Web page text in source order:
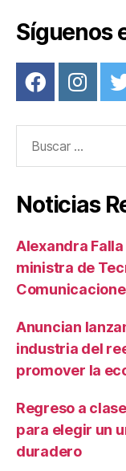
Síguenos
Noticias
Alexandra
ministra de
Anuncian
industria del
promover la
Regreso a
para elegir un
duradero